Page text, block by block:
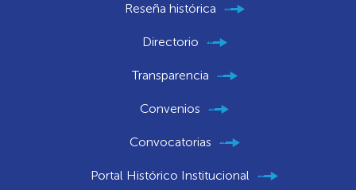
Reseña histórica
Directorio
Transparencia
Convenios
Convocatorias
Portal Histórico Institucional